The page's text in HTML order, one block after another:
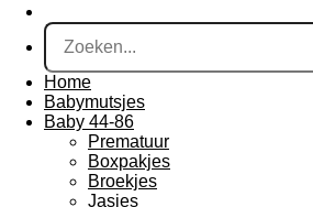
Home
Babymutsjes
Baby 44-86
Prematuur
Boxpakjes
Broekjes
Jasjes